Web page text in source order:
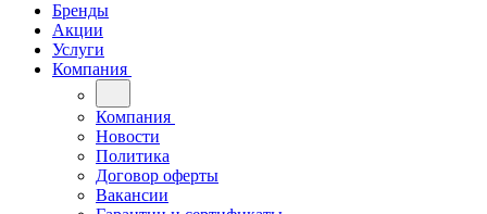
Бренды
Акции
Услуги
Компания
Компания
Новости
Политика
Договор оферты
Вакансии